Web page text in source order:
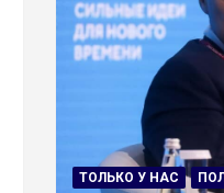
ТОЛЬКО У НАС